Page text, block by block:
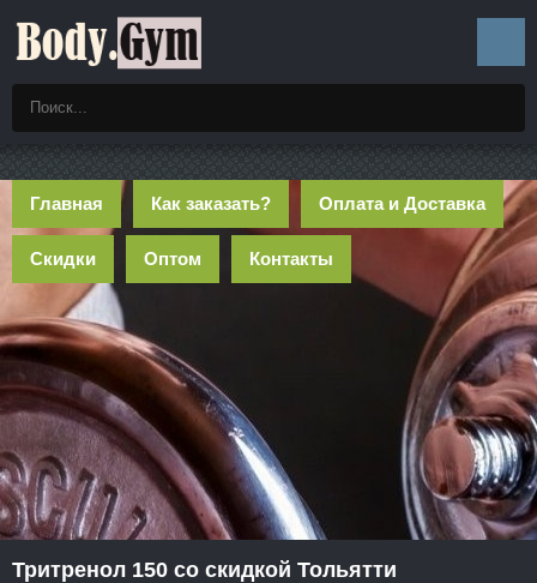
Главная Как заказать? Оплата и Доставка
Скидки Оптом Контакты
Тритренол 150 со скидкой Тольятти